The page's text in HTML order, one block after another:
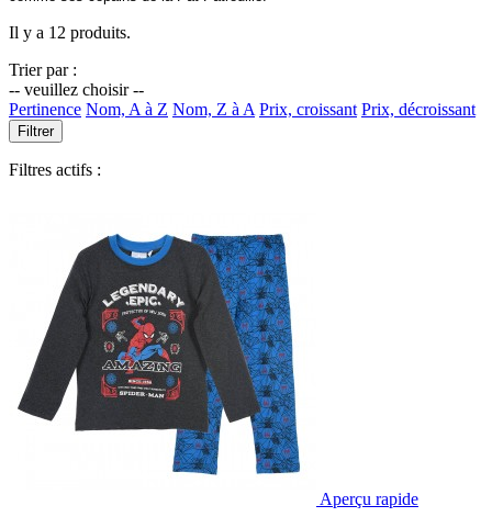
Il y a 12 produits.
Trier par :
-- veuillez choisir --
Pertinence Nom, A à Z Nom, Z à A Prix, croissant Prix, décroissant
Filtrer
Filtres actifs :
Aperçu rapide